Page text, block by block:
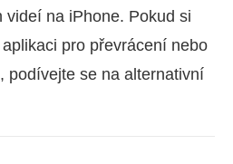
videí na iPhone. Pokud si
pro převrácení nebo
podívejte se na alternativní